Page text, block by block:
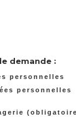
demande :
personnelles
personnelles